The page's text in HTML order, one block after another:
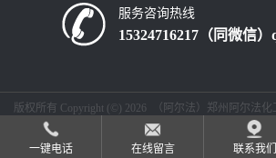
服务咨询热线
15324716217（同微信）
版权所有 Copyright (©) 2026 （阿尔法）郑州阿尔法化
盖德化工网
食品商务网
一键电话
在线留言 联系我们